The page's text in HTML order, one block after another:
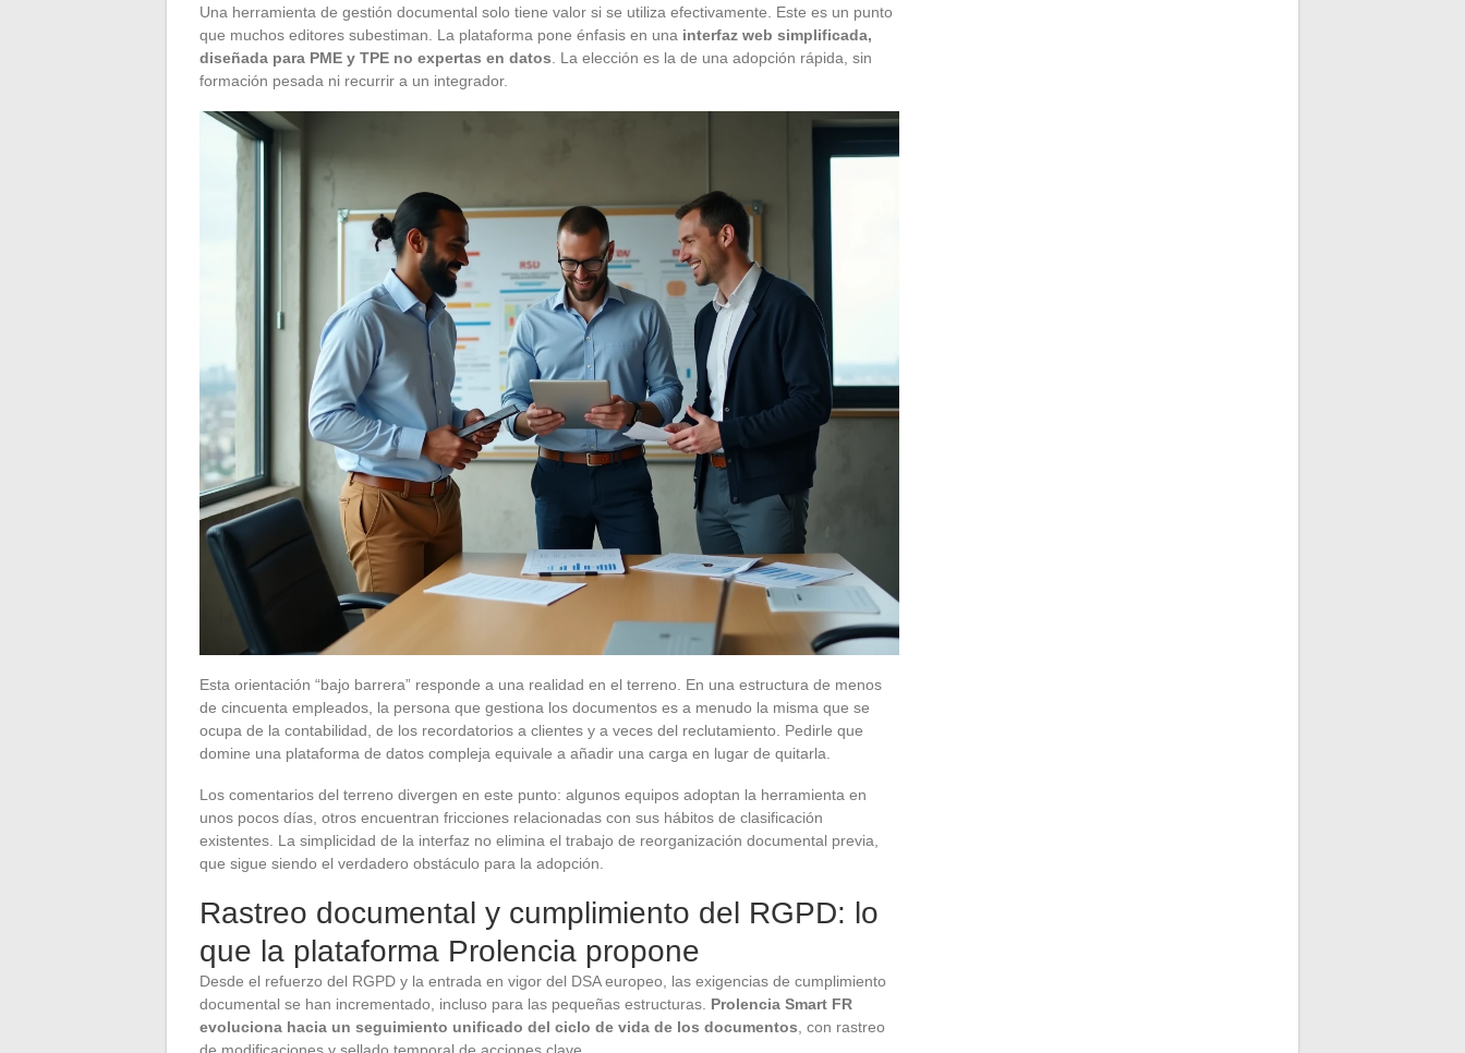
Una herramienta de gestión documental solo tiene valor si se utiliza efectivamente. Este es un punto
que muchos editores subestiman. La plataforma pone énfasis en una interfaz web simplificada,
diseñada para PME y TPE no expertas en datos . La elección es la de una adopción rápida, sin
formación pesada ni recurrir a un integrador.
Esta orientación “bajo barrera” responde a una realidad en el terreno. En una estructura de menos
de cincuenta empleados, la persona que gestiona los documentos es a menudo la misma que se
ocupa de la contabilidad, de los recordatorios a clientes y a veces del reclutamiento. Pedirle que
domine una plataforma de datos compleja equivale a añadir una carga en lugar de quitarla.
Los comentarios del terreno divergen en este punto: algunos equipos adoptan la herramienta en
unos pocos días, otros encuentran fricciones relacionadas con sus hábitos de clasificación
existentes. La simplicidad de la interfaz no elimina el trabajo de reorganización documental previa,
que sigue siendo el verdadero obstáculo para la adopción.
Rastreo documental y cumplimiento del RGPD: lo
que la plataforma Prolencia propone
Desde el refuerzo del RGPD y la entrada en vigor del DSA europeo, las exigencias de cumplimiento
documental se han incrementado, incluso para las pequeñas estructuras. Prolencia Smart FR
evoluciona hacia un seguimiento unificado del ciclo de vida de los documentos, con rastreo